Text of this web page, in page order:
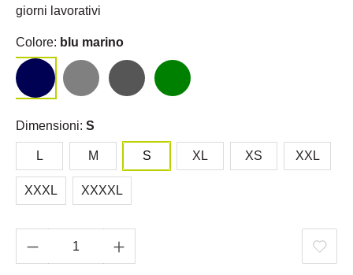
giorni lavorativi
Colore: blu marino
Dimensioni: S
L M S XL XS XXL
XXXL XXXXL